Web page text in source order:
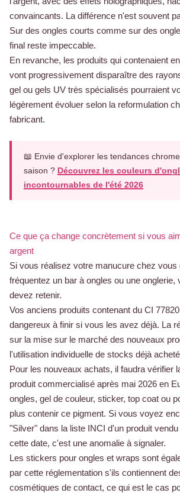
convaincants. La différence n'est souvent
Sur des ongles courts comme sur des
final reste impeccable.
En revanche, les produits qui contenaient
vont progressivement disparaître des
gel ou gels UV très spécialisés pourraient
légèrement évoluer selon la reformulation
fabricant.
📖 Envie d'explorer les tendances
saison ? Découvrez les couleurs
incontournables de l'été 2026
Ce que ça change concrètement si vous
argent
Si vous réalisez votre manucure chez vous
fréquentez un bar à ongles ou une onglerie,
devez retenir.
Vos anciens produits contenant du CI
dangereux à finir si vous les avez déjà. La
sur la mise sur le marché des nouveaux
l'utilisation individuelle de stocks déjà
Pour les nouveaux achats, il faudra vérifier
produit commercialisé après mai 2026 en
ongles, gel de couleur, sticker, top coat ou
plus contenir ce pigment. Si vous voyez
"Silver" dans la liste INCI d'un produit
cette date, c'est une anomalie à signaler.
Les stickers pour ongles et wraps sont
par cette réglementation s'ils contiennent
cosmétiques de contact, ce qui est le cas